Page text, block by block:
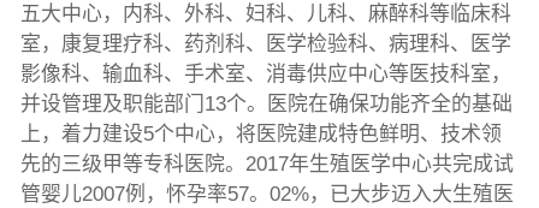
五大中心，内科、外科、妇科、儿科、麻醉科等临床科
室，康复理疗科、药剂科、医学检验科、病理科、医学
影像科、输血科、手术室、消毒供应中心等医技科室，
并设管理及职能部门13个。医院在确保功能齐全的基础
上，着力建设5个中心，将医院建成特色鲜明、技术领
先的三级甲等专科医院。2017年生殖医学中心共完成试
管婴儿2007例，怀孕率57。02%，已大步迈入大生殖医